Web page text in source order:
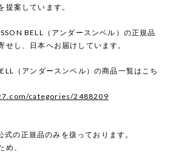
提案しています。
BELL（アンダースンベル）の正規品
せし、日本へお届けしています。
（アンダースンベル）の商品一覧はこち
categories/2488209
の正規品のみを扱っております。
め、